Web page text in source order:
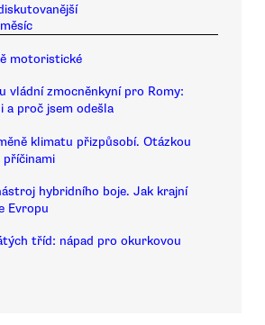
měsíc
motoristické
vládní zmocněnkyní pro Romy:
a proč jsem odešla
klimatu přizpůsobí. Otázkou
příčinami
hybridního boje. Jak krajní
Evropu
tříd: nápad pro okurkovou